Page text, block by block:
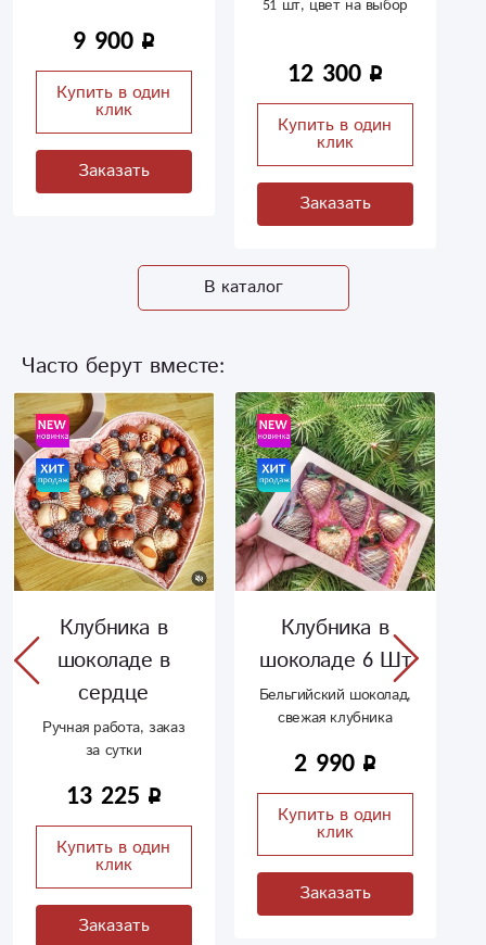
9 900
Купить в один
клик
Заказать
51 шт, цвет на выбор
12 300
Купить в один
клик
Заказать
В каталог
Часто берут вместе:
Клубника в
шоколаде в
сердце
Ручная работа, заказ
за сутки
13 225
Купить в один
клик
Заказать
Клубника в
шоколаде 6 Шт
Бельгийский шоколад,
свежая клубника
2 990
Купить в один
клик
Заказать